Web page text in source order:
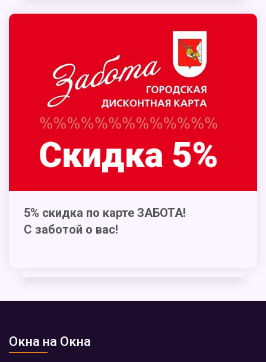
5% скидка по карте ЗАБОТА!
С заботой о вас!
Окна на Окна